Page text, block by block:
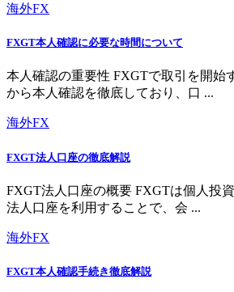
海外FX
FXGT本人確認に必要な時間について
本人確認の重要性 FXGTで取引を開始
から本人確認を徹底しており、口 ...
海外FX
FXGT法人口座の徹底解説
FXGT法人口座の概要 FXGTは個人投
法人口座を利用することで、会 ...
海外FX
FXGT本人確認手続き徹底解説